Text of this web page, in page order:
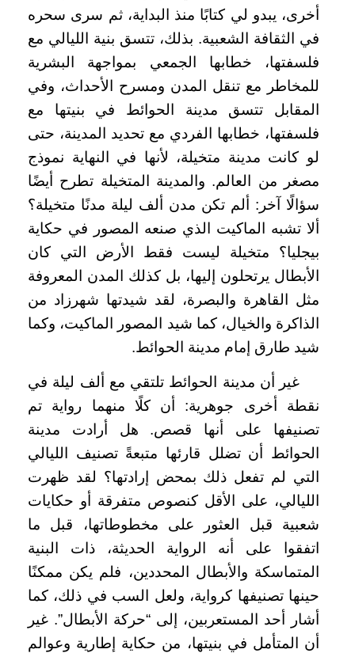
أخرى، يبدو لي كتابًا منذ البداية، ثم سرى سحره
في الثقافة الشعبية. بذلك، تتسق بنية الليالي مع
فلسفتها، خطابها الجمعي بمواجهة البشرية
للمخاطر مع تنقل المدن ومسرح الأحداث، وفي
المقابل تتسق مدينة الحوائط في بنيتها مع
فلسفتها، خطابها الفردي مع تحديد المدينة، حتى
لو كانت مدينة متخيلة، لأنها في النهاية نموذج
مصغر من العالم. والمدينة المتخيلة تطرح أيضًا
سؤالًا آخر: ألم تكن مدن ألف ليلة مدنًا متخيلة؟
ألا تشبه الماكيت الذي صنعه المصور في حكاية
بيجليا؟ متخيلة ليست فقط الأرض التي كان
الأبطال يرتحلون إليها، بل كذلك المدن المعروفة
مثل القاهرة والبصرة، لقد شيدتها شهرزاد من
الذاكرة والخيال، كما شيد المصور الماكيت، وكما
شيد طارق إمام مدينة الحوائط.
غير أن مدينة الحوائط تلتقي مع ألف ليلة في
نقطة أخرى جوهرية: أن كلًا منهما رواية تم
تصنيفها على أنها قصص. هل أرادت مدينة
الحوائط أن تضلل قارئها متبعةً تصنيف الليالي
التي لم تفعل ذلك بمحض إرادتها؟ لقد ظهرت
الليالي، على الأقل كنصوص متفرقة أو حكايات
شعبية قبل العثور على مخطوطاتها، قبل ما
اتفقوا على أنه الرواية الحديثة، ذات البنية
المتماسكة والأبطال المحددين، فلم يكن ممكنًا
حينها تصنيفها كرواية، ولعل السب في ذلك، كما
أشار أحد المستعربين، إلى “حركة الأبطال”. غير
أن المتأمل في بنيتها، من حكاية إطارية وعوالم